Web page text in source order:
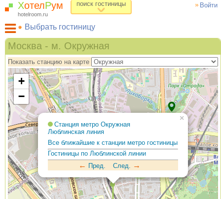
Войти
ХотелРум
hotelroom.ru
поиск гостиницы
Выбрать гостиницу
Гостиницы на карте Москвы
Гостиницы по метро
ХотелРум рекомендует
Москва - м. Окружная
Показать станцию на карте
6
Станция метро Окружная
Люблинская линия
Все ближайшие к станции метро гостиницы
Гостиницы по Люблинской линии
← Пред. След. →
×
+
−